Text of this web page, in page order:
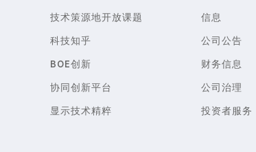
技术策源地开放课题
科技知乎
BOE创新
协同创新平台
显示技术精粹
信息
公司公告
财务信息
公司治理
投资者服务